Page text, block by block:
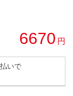
6670 円
いで